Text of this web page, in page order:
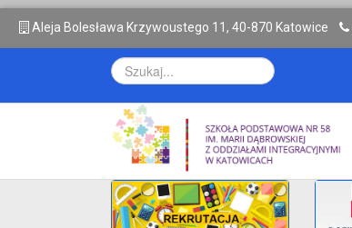
A leja Bolesława Krzywoustego 11, 40-870 Katowice